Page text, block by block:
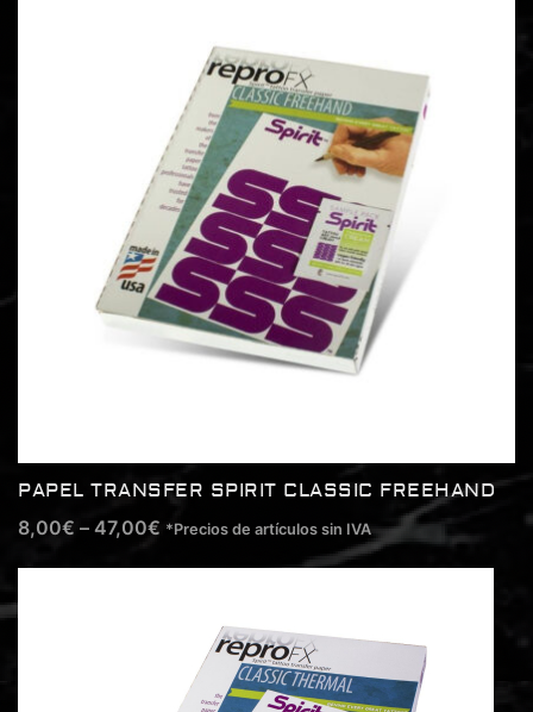
PAPEL TRANSFER SPIRIT CLASSIC FREEHAND
8,00€ – 47,00€ *Precios de artículos sin IVA